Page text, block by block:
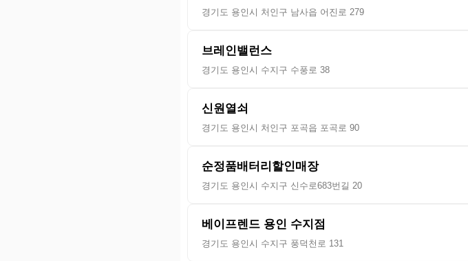
경기도 용인시 처인구 남사읍 어진로 279
브레인밸런스
경기도 용인시 수지구 수풍로 38
신원열쇠
경기도 용인시 처인구 포곡읍 포곡로 90
순정품배터리할인매장
경기도 용인시 수지구 신수로683번길 20
베이프렌드 용인 수지점
경기도 용인시 수지구 풍덕천로 131